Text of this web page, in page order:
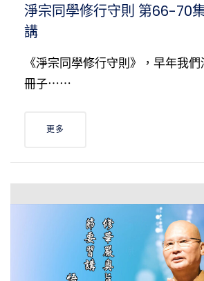
淨宗同學修行守則 第66-70
講
《淨宗同學修行守則》，早年我
冊子⋯⋯
更多